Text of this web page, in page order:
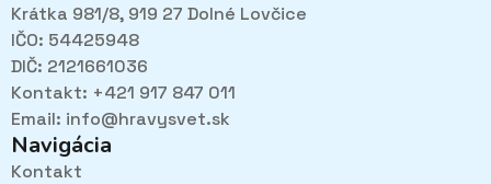
Krátka 981/8, 919 27 Dolné Lovčice
IČO: 54425948
DIČ: 2121661036
Kontakt: +421 917 847 011
Email: info@hravysvet.sk
Navigácia
Kontakt